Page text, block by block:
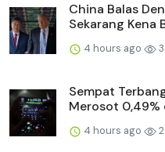
China Balas
Sekarang Kena
4 hours ago 3
Sempat
Merosot 0,49%
4 hours ago 2